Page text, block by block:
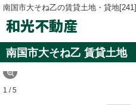
南国市大そね乙の賃貸土地・貸地[241]
和光不動産
南国市大そね乙 賃貸土地
1 / 5